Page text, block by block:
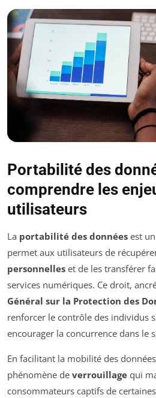
Portabilité des
comprendre les
utilisateurs
La portabilité des données est
permet aux utilisateurs de
personnelles et de les transférer
services numériques. Ce droit,
Général sur la Protection des
renforcer le contrôle des individus
encourager la concurrence dans le
En facilitant la mobilité des
phénomène de verrouillage qui
consommateurs captifs de